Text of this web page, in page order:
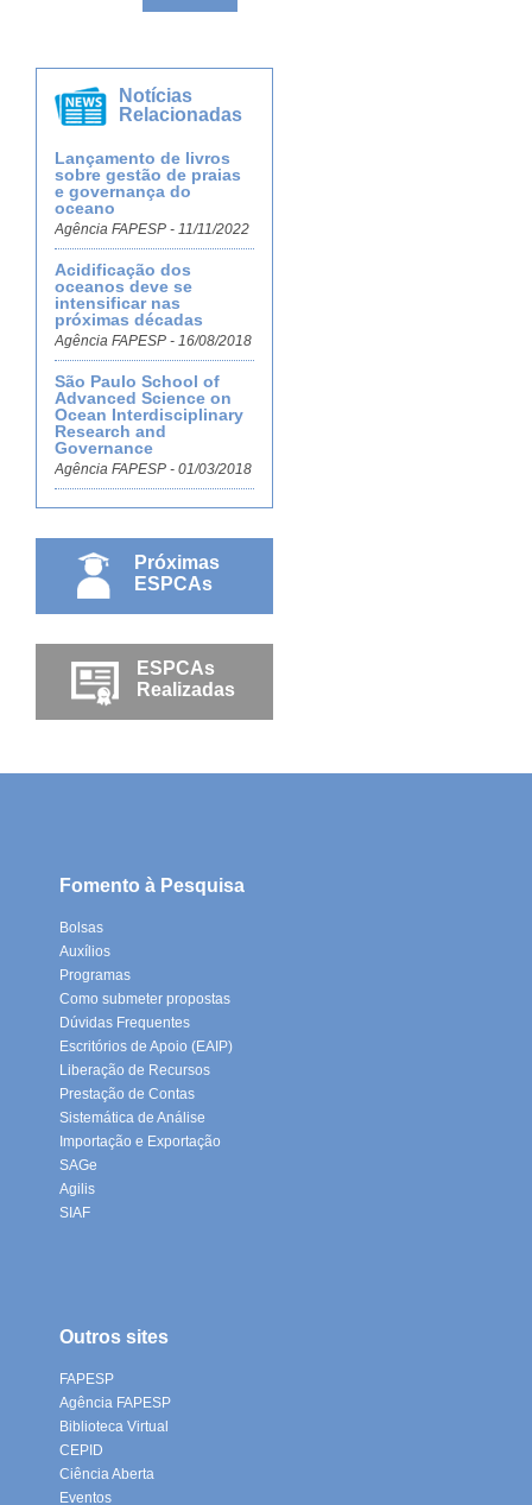
Notícias
Relacionadas
Lançamento de livros
sobre gestão de praias
e governança do
oceano
Agência FAPESP - 11/11/2022
Acidificação dos
oceanos deve se
intensificar nas
próximas décadas
Agência FAPESP - 16/08/2018
São Paulo School of
Advanced Science on
Ocean Interdisciplinary
Research and
Governance
Agência FAPESP - 01/03/2018
Próximas
ESPCAs
ESPCAs
Realizadas
Fomento à Pesquisa
Bolsas
Auxílios
Programas
Como submeter propostas
Dúvidas Frequentes
Escritórios de Apoio (EAIP)
Liberação de Recursos
Prestação de Contas
Sistemática de Análise
Importação e Exportação
SAGe
Agilis
SIAF
Outros sites
FAPESP
Agência FAPESP
Biblioteca Virtual
CEPID
Ciência Aberta
Eventos